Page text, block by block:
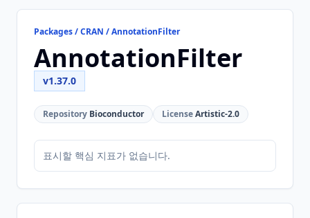
Packages / CRAN / AnnotationFilter
AnnotationFilter
v1.37.0
Repository Bioconductor LicenseArtistic-2.0
표시할 핵심 지표가 없습니다.